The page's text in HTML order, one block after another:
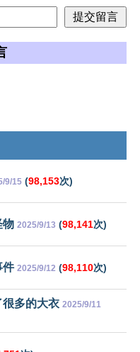
9/15 (98,153次)
物 2025/9/13 (98,141次)
件 2025/9/12 (98,110次)
多的大衣 2025/9/11